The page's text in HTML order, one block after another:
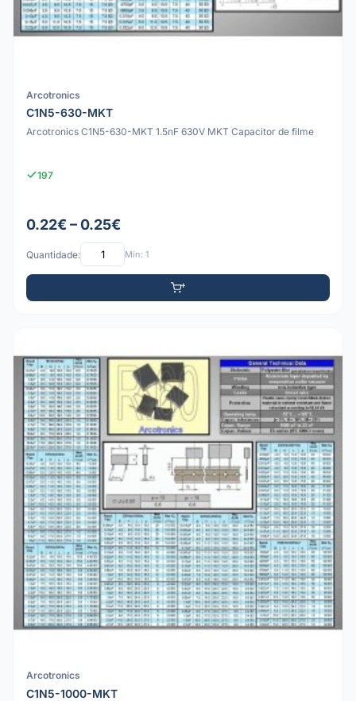
Arcotronics
C1N5-630-MKT
Arcotronics C1N5-630-MKT 1.5nF 630V MKT Capacitor de filme
197
0.22€ – 0.25€
Quantidade: Mín: 1
Arcotronics
C1N5-1000-MKT